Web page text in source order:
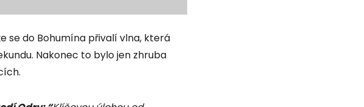
se do Bohumína přivalí vlna, která
Nakonec to bylo jen zhruba